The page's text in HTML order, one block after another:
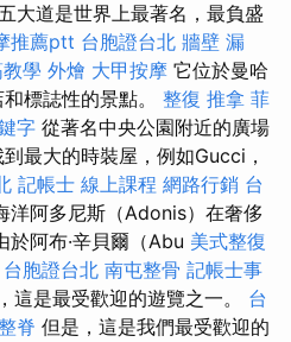
大道是世界上最著名，最負盛
推薦ptt 台胞證台北 牆壁 漏
學 外燴 大甲按摩 它位於曼哈
標誌性的景點。 整復 推拿 菲
字 從著名中央公園附近的廣場
最大的時裝屋，例如Gucci，
記帳士 線上課程 網路行銷 台
洋阿多尼斯（Adonis）在奢侈
阿布·辛貝爾（Abu 美式整復
台胞證台北 南屯整骨 記帳士事
這是最受歡迎的遊覽之一。 台
脊 但是，這是我們最受歡迎的